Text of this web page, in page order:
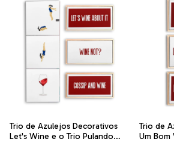
Trio de Azulejos Decorativos
Let's Wine e o Trio Pulando
Trio de
Um Bom